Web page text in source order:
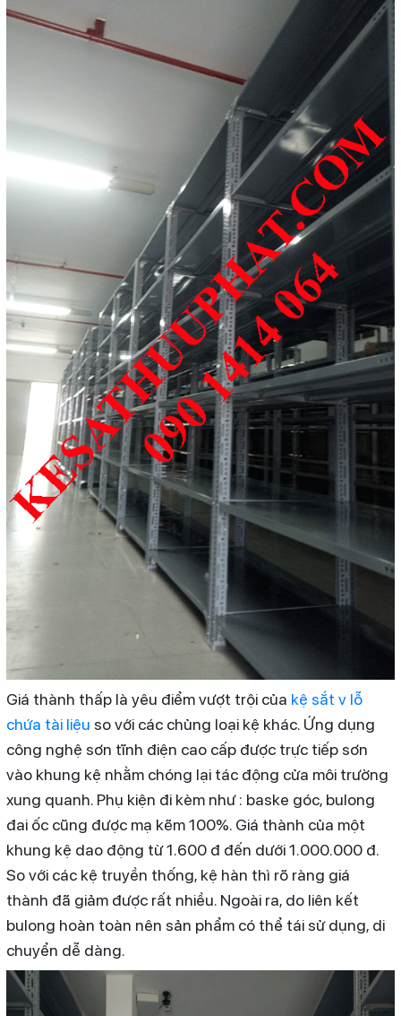
Giá thành thấp là yêu điểm vượt trội của kệ sắt v lỗ
chứa tài liệu so với các chủng loại kệ khác. Ứng dụng
công nghệ sơn tĩnh điện cao cấp được trực tiếp sơn
vào khung kệ nhằm chóng lại tác động cửa môi trường
xung quanh. Phụ kiện đi kèm như : baske góc, bulong
đai ốc cũng được mạ kẽm 100%. Giá thành của một
khung kệ dao động từ 1.600 đ đến dưới 1.000.000 đ.
So với các kệ truyền thống, kệ hàn thì rõ ràng giá
thành đã giảm được rất nhiều. Ngoài ra, do liên kết
bulong hoàn toàn nên sản phẩm có thể tái sử dụng, di
chuyển dễ dàng.